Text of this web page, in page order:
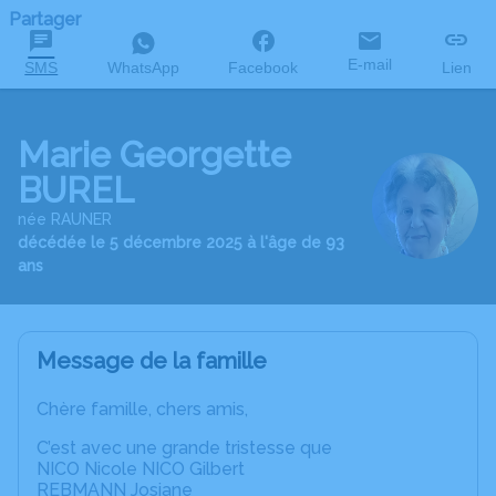
Partager
SMS WhatsApp Facebook E-mail Lien
Marie Georgette
BUREL
née RAUNER
décédée le 5 décembre 2025 à l'âge de 93
ans
Message de la famille
Chère famille, chers amis,
C’est avec une grande tristesse que
NICO Nicole NICO Gilbert
REBMANN Josiane